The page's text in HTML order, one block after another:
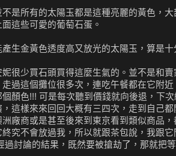
不是所有的太陽玉都是這種亮麗的黃色，大
這些可愛的葡萄石蛋。
產生金黃色透度高又放光的太陽玉，算是十
妮很少買石頭買得這麼生氣的。並不是和
走過這個攤位很多次，連吃午餐都在它附
個顏色!!! 可是每次聽到價錢就向後退，下
，這樣來來回回大概有三四次，走到自己
洲廠商或是甚至後來到東京看到類似商品
終究不會放過我，所以就跟茶包說，我跟
過討論的結果，既然要被搶劫了，那就把